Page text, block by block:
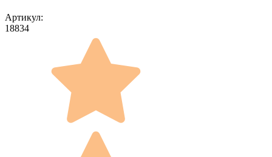
Артикул:
18834